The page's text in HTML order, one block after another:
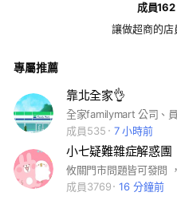
成員162
讓做超商的店
專屬推薦
靠北全家👌
全家familymart 公司、
成員535
7 小時前
小七疑難雜症解惑團
成員3769
16 分鐘前